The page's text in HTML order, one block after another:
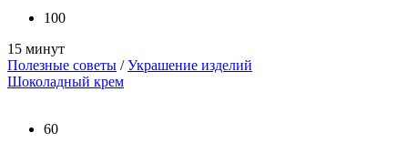
100
15 минут
Полезные советы /Украшение изделий
Шоколадный крем
60